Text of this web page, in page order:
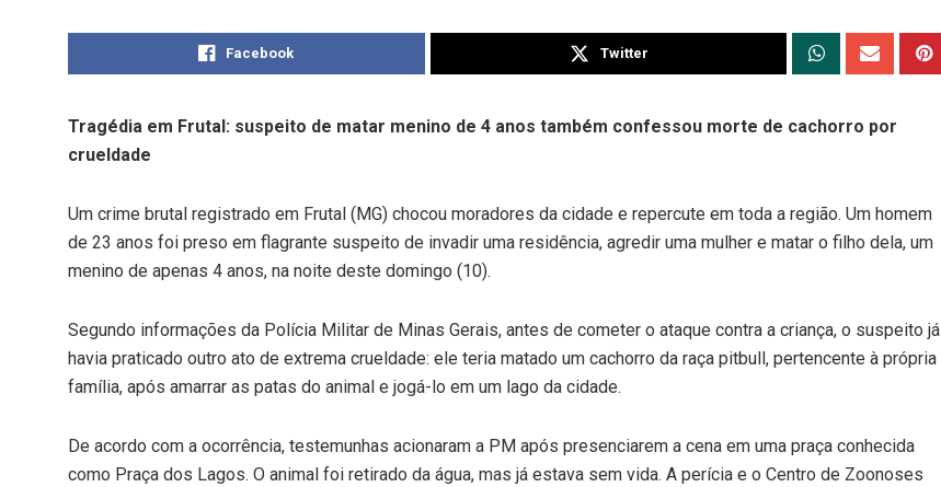
Facebook Twitter
Tragédia em Frutal: suspeito de matar menino de 4 anos também confessou morte de cachorro por
crueldade
Um crime brutal registrado em Frutal (MG) chocou moradores da cidade e repercute em toda a região. Um homem
de 23 anos foi preso em flagrante suspeito de invadir uma residência, agredir uma mulher e matar o filho dela, um
menino de apenas 4 anos, na noite deste domingo (10).
Segundo informações da Polícia Militar de Minas Gerais, antes de cometer o ataque contra a criança, o suspeito já
havia praticado outro ato de extrema crueldade: ele teria matado um cachorro da raça pitbull, pertencente à própria
família, após amarrar as patas do animal e jogá-lo em um lago da cidade.
De acordo com a ocorrência, testemunhas acionaram a PM após presenciarem a cena em uma praça conhecida
como Praça dos Lagos. O animal foi retirado da água, mas já estava sem vida. A perícia e o Centro de Zoonoses